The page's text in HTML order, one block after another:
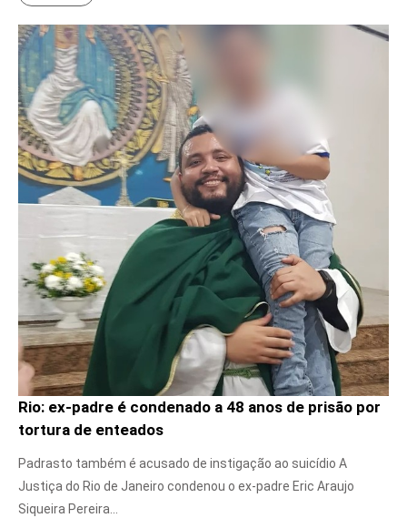
Rio: ex-padre é condenado a 48 anos de prisão por
tortura de enteados
Padrasto também é acusado de instigação ao suicídio A
Justiça do Rio de Janeiro condenou o ex-padre Eric Araujo
Siqueira Pereira...